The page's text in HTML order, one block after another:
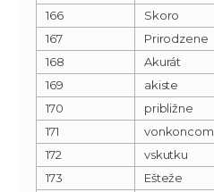
166
Skoro
167
Prirodzene
168
Akurát
169
akiste
170
približne
171
vonkoncom
172
vskutku
173
Ešteže